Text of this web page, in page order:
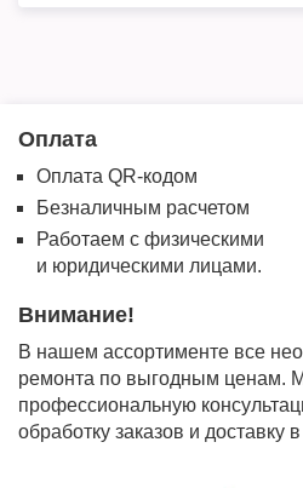
Оплата
Оплата QR-кодом
Безналичным расчетом
Работаем с физическими
и юридическими лицами.
Внимание!
В нашем ассортименте все
ремонта по выгодным ценам.
профессиональную
обработку заказов и доставку